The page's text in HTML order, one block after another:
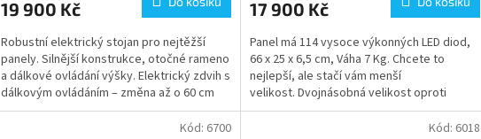
A
19 900 Kč
Robustní elektrický stojan pro nejtěžší
panely. Silnější konstrukce, otočné rameno
a dálkové ovládání výšky. Elektrický zdvih s
dálkovým ovládáním – změna až o 60 cm
jedním...
A
17 900 Kč
Panel má 114 vysoce výkonných LED diod,
66 x 25 x 6,5 cm, Váha 7 Kg. Chcete to
nejlepší, ale stačí vám menší
velikost. Dvojnásobná velikost oproti
menšímu modelu Starter 3.0
Kód: 6700 Kód: 6018